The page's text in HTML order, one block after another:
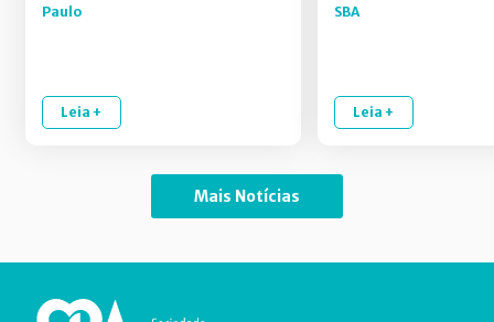
Paulo
Leia +
SBA
Leia +
Mais Notícias